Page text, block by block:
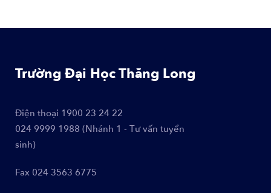
Trường Đại Học Thăng Long
Điện thoại 1900 23 24 22
024 9999 1988 (Nhánh 1 - Tư vấn tuyển
sinh)
Fax 024 3563 6775